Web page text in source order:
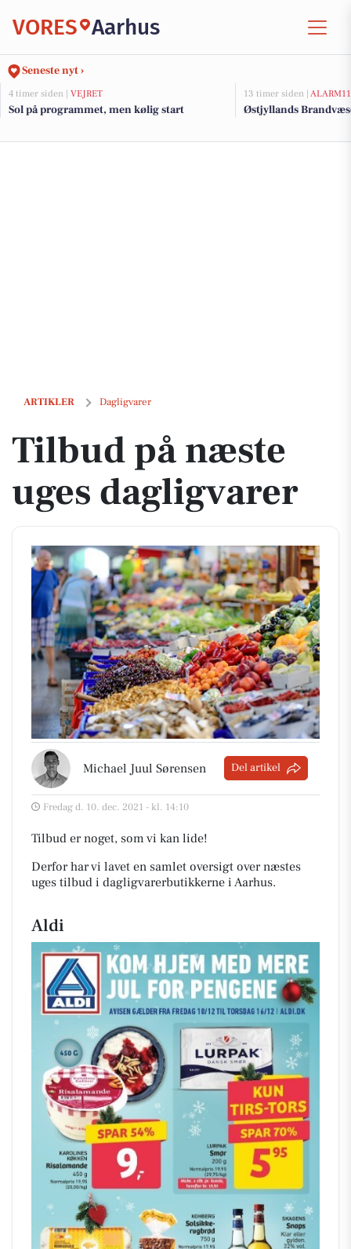
VORES Aarhus
Seneste nyt ›
4 timer siden | VEJRET
Sol på programmet, men kølig start
13 timer siden |
Østjyllands
ARTIKLER Dagligvarer
Tilbud på næste uges dagligvarer
Tilbud på næste
uges dagligvarer
Michael Juul Sørensen Del artikel
Fredag d. 10. dec. 2021 - kl. 14:10
Tilbud er noget, som vi kan lide!
Derfor har vi lavet en samlet oversigt over næstes
uges tilbud i dagligvarerbutikkerne i Aarhus.
Aldi